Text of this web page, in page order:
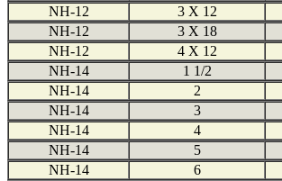
NH-12
3 X 12
NH-12
3 X 18
NH-12
4 X 12
NH-14
1 1/2
NH-14
2
NH-14
3
NH-14
4
NH-14
5
NH-14
6